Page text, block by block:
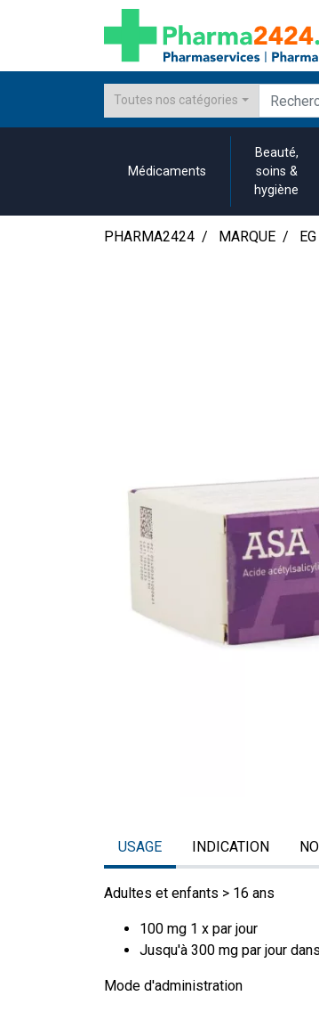
Toutes nos catégories
Médicaments
Beauté,
soins &
hygiène
PHARMA2424 MARQUE EG
USAGE INDICATION
Adultes et enfants > 16 ans
100 mg 1 x par jour
Jusqu'à 300 mg par jour
Mode d'administration